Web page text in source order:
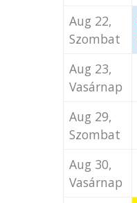
Aug 22,
Szombat
Aug 23,
Vasárnap
Aug 29,
Szombat
Aug 30,
Vasárnap